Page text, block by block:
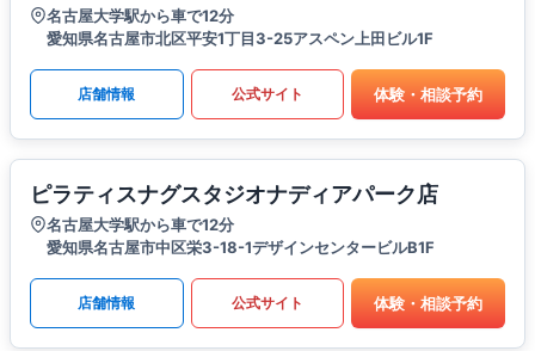
名古屋大学駅から車で12分
愛知県名古屋市北区平安1丁目3-25アスペン上田ビル1F
店舗情報 公式サイト 体験・相談予約
ピラティスナグスタジオナディアパーク店
名古屋大学駅から車で12分
愛知県名古屋市中区栄3-18-1デザインセンタービルB1F
店舗情報 公式サイト 体験・相談予約